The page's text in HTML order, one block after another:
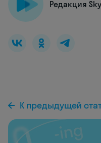
Редакция
К предыдущей